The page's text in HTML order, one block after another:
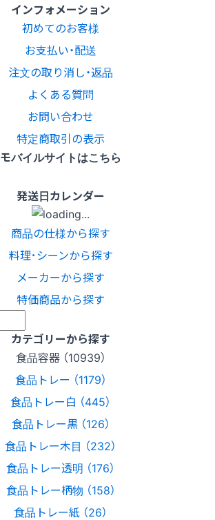
インフォメーション
初めてのお客様
お支払い・配送
注文の取り消し・返品
よくある質問
お問い合わせ
特定商取引の表示
モバイルサイトはこちら
発送日カレンダー
商品の仕様から探す
料理･シーンから探す
メーカーから探す
特価商品から探す
カテゴリーから探す
食品容器 （10939）
食品トレー （1179）
食品トレー白 （445）
食品トレー黒 （126）
食品トレー木目 （232）
食品トレー透明 （176）
食品トレー柄物 （158）
食品トレー紙 （26）